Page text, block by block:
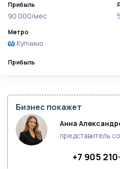
Прибыль
Прибыль
90 000/мес
Метро
Купчино
Бизнес покажет
Анна
представитель
+7 905